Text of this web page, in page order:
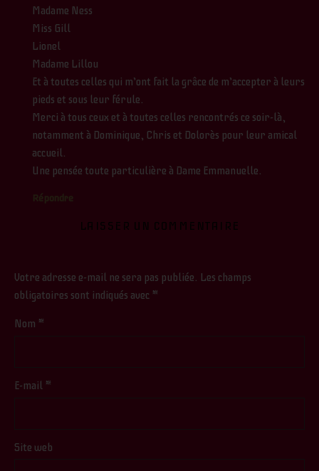
Madame Ness
Miss Gill
Lionel
Madame Lillou
Et à toutes celles qui m’ont fait la grâce de m’accepter à leurs
pieds et sous leur férule.
Merci à tous ceux et à toutes celles rencontrés ce soir-là,
notamment à Dominique, Chris et Dolorès pour leur amical
accueil.
Une pensée toute particulière à Dame Emmanuelle.
Répondre
LAISSER UN COMMENTAIRE
Votre adresse e-mail ne sera pas publiée. Les champs
obligatoires sont indiqués avec *
Nom *
E-mail *
Site web